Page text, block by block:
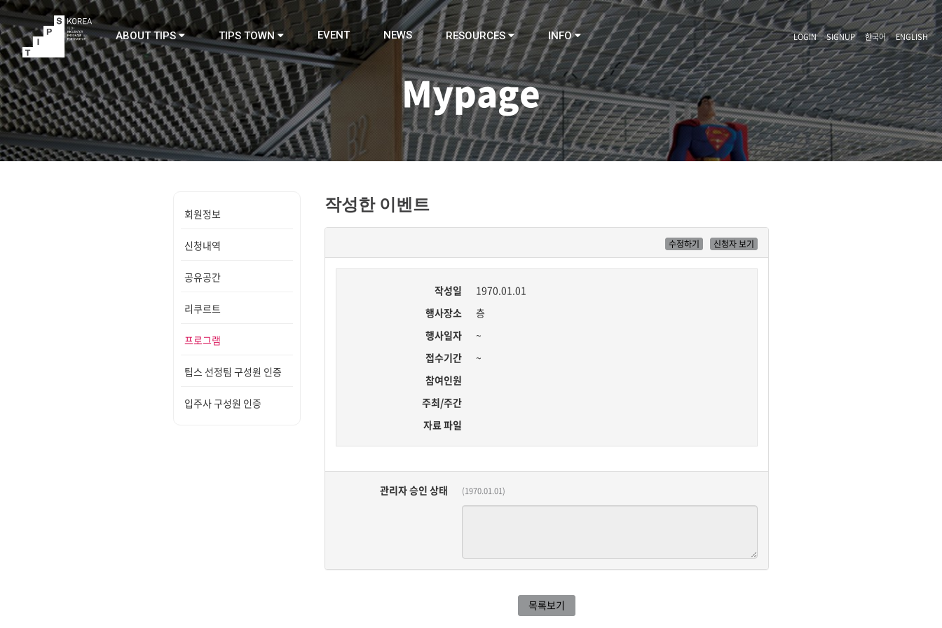
한국어 ENGLISH
LOGIN SIGNUP
TIPS
ABOUT TIPS TIPS TOWN EVENT NEWS RESOURCES INFO
Mypage
작성한 이벤트
수정하기 신청자 보기
작성일
1970.01.01
행사장소
층
행사일자
~
접수기간
~
참여인원
주최/주간
자료 파일
관리자 승인 상태 (1970.01.01)
목록보기
회원정보
신청내역
공유공간
리쿠르트
프로그램
팁스 선정팀 구성원 인증
입주사 구성원 인증